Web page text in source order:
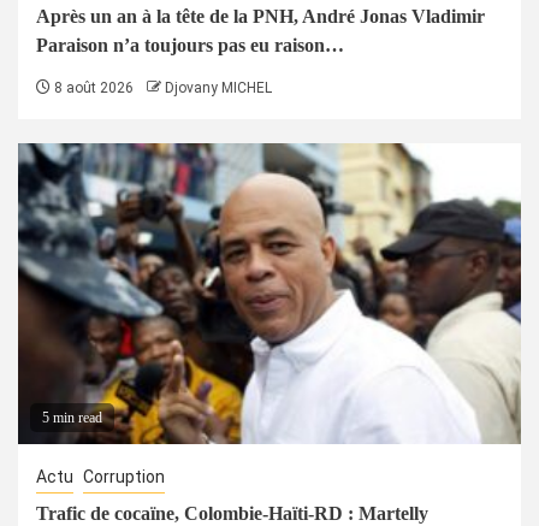
Après un an à la tête de la PNH, André Jonas Vladimir
Paraison n’a toujours pas eu raison…
8 août 2026 Djovany MICHEL
5 min read
Actu Corruption
Trafic de cocaïne, Colombie-Haïti-RD : Martelly